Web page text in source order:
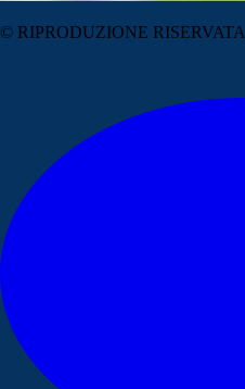
© RIPRODUZIONE RISERVATA